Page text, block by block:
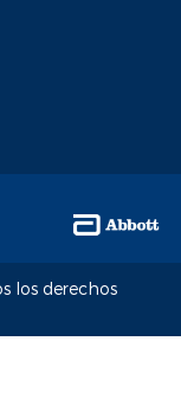
los derechos